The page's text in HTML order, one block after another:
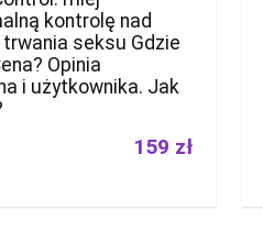
kontrolę nad
seksu Gdzie
Opinia
i użytkownika. Jak
159 zł